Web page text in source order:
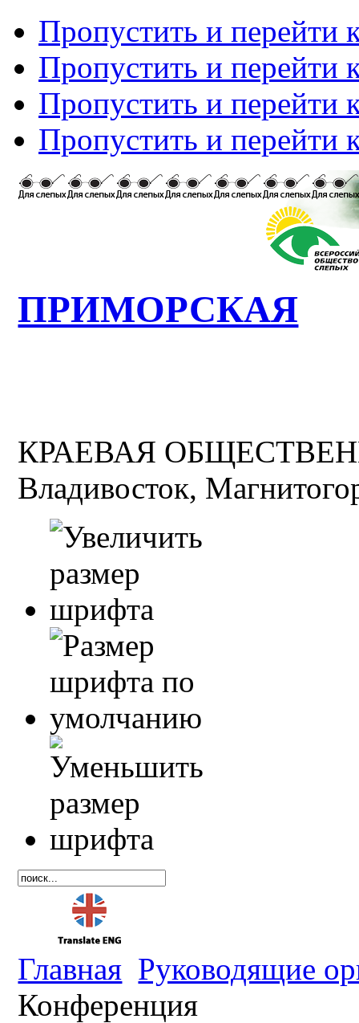
Пропустить и перейти
Пропустить и перейти
Пропустить и перейти
Пропустить и перейти
ПРИМОРСКАЯ
КРАЕВАЯ
Владивосток,
Главная Руководящие
Конференция